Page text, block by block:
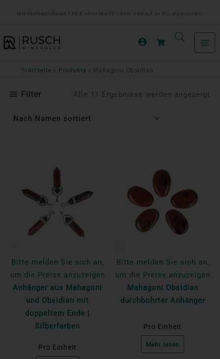
Mindestbestellwert 150 € ohne MwSt. | Kein Verkauf an Privatpersonen.
Startseite Produkte Mahagoni Obsidian
Filter Alle 11 Ergebnisse werden angezeigt
Bitte melden Sie sich an,
um die Preise anzuzeigen
Anhänger aus Mahagoni
und Obsidian mit
doppeltem Ende |
Silberfarben
Pro Einheit
Bitte melden Sie sich an,
um die Preise anzuzeigen
Mahagoni Obsidian
durchbohrter Anhänger
Pro Einheit
Mehr lesen